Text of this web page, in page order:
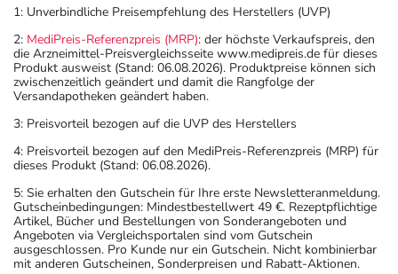
1: Unverbindliche Preisempfehlung des Herstellers (UVP)
2: MediPreis-Referenzpreis (MRP): der höchste Verkaufspreis, den
die Arzneimittel-Preisvergleichsseite www.medipreis.de für dieses
Produkt ausweist (Stand: 06.08.2026). Produktpreise können sich
zwischenzeitlich geändert und damit die Rangfolge der
Versandapotheken geändert haben.
3: Preisvorteil bezogen auf die UVP des Herstellers
4: Preisvorteil bezogen auf den MediPreis-Referenzpreis (MRP) für
dieses Produkt (Stand: 06.08.2026).
5: Sie erhalten den Gutschein für Ihre erste Newsletteranmeldung.
Gutscheinbedingungen: Mindestbestellwert 49 €. Rezeptpflichtige
Artikel, Bücher und Bestellungen von Sonderangeboten und
Angeboten via Vergleichsportalen sind vom Gutschein
ausgeschlossen. Pro Kunde nur ein Gutschein. Nicht kombinierbar
mit anderen Gutscheinen, Sonderpreisen und Rabatt-Aktionen.